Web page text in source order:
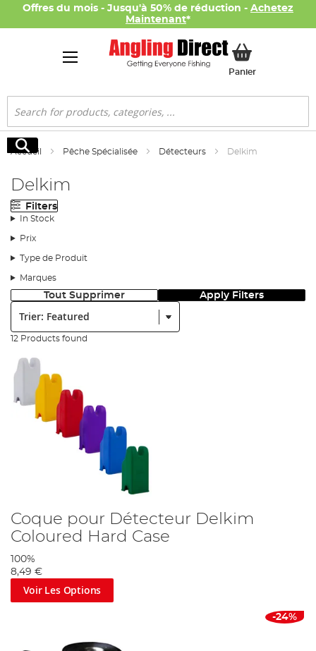
Offres du mois - Jusqu'à 50% de réduction - Achetez
Maintenant*
PanierMon panier
Rechercher
Rechercher
Accueil Pêche Spécialisée Détecteurs Delkim
Delkim
Filters
In Stock
Prix
Type de Produit
Marques
Tout Supprimer Apply Filters
12 Products found
Coque pour Détecteur Delkim
Coloured Hard Case
100%
8,49 €
Voir Les Options
-24%